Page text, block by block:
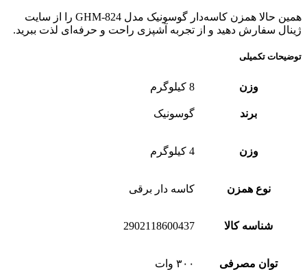
همین حالا همزن کاسه‌دار گوسونیک مدل GHM-824 را از سایت
ژینال سفارش دهید و از تجربه آشپزی راحت و حرفه‌ای لذت ببرید.
توضیحات تکمیلی
وزن 8 کیلوگرم
برند گوسونیک
وزن 4 کیلوگرم
نوع همزن کاسه دار برقی
شناسه کالا 2902118600437
توان مصرفی ۳۰۰ وات